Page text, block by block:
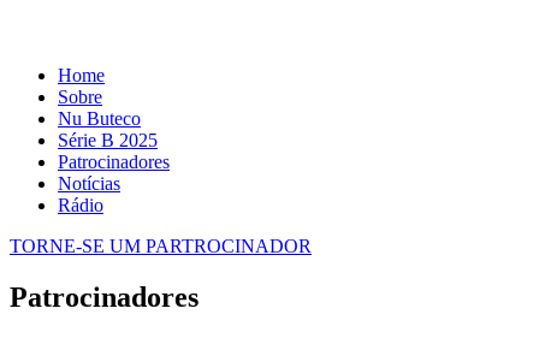
Home
Sobre
Nu Buteco
Série B 2025
Patrocinadores
Notícias
Rádio
TORNE-SE UM PARTROCINADOR
Patrocinadores